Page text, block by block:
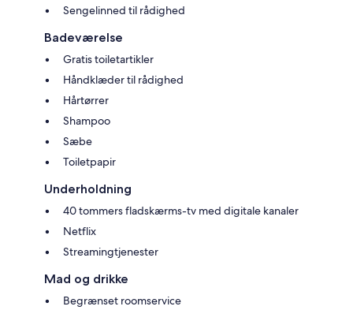
Sengelinned til rådighed
Badeværelse
Gratis toiletartikler
Håndklæder til rådighed
Hårtørrer
Shampoo
Sæbe
Toiletpapir
Underholdning
40 tommers fladskærms-tv med digitale kanaler
Netflix
Streamingtjenester
Mad og drikke
Begrænset roomservice